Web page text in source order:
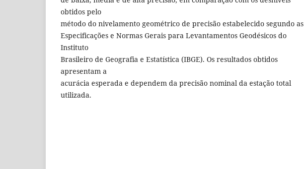
obtidos pelo
método do nivelamento geométrico de precisão estabelecido segundo as
Especificações e Normas Gerais para Levantamentos Geodésicos do
Instituto
Brasileiro de Geografia e Estatística (IBGE). Os resultados obtidos
apresentam a
acurácia esperada e dependem da precisão nominal da estação total
utilizada.